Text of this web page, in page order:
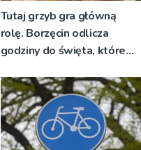
Tutaj grzyb gra główną
rolę. Borzęcin odlicza
godziny do święta, które
pokoleń